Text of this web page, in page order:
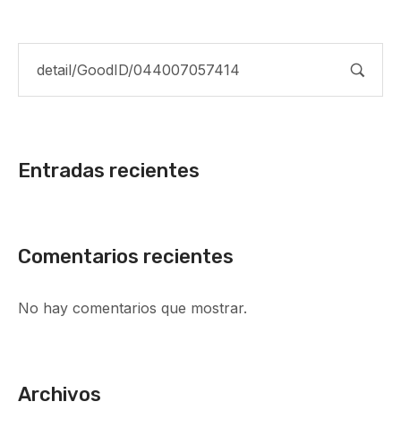
Entradas recientes
Comentarios recientes
No hay comentarios que mostrar.
Archivos